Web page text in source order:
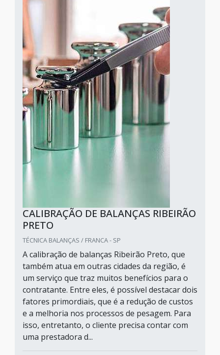
CALIBRAÇÃO DE BALANÇAS RIBEIRÃO
PRETO
TÉCNICA BALANÇAS / FRANCA - SP
A calibração de balanças Ribeirão Preto, que
também atua em outras cidades da região, é
um serviço que traz muitos benefícios para o
contratante. Entre eles, é possível destacar dois
fatores primordiais, que é a redução de custos
e a melhoria nos processos de pesagem. Para
isso, entretanto, o cliente precisa contar com
uma prestadora d...